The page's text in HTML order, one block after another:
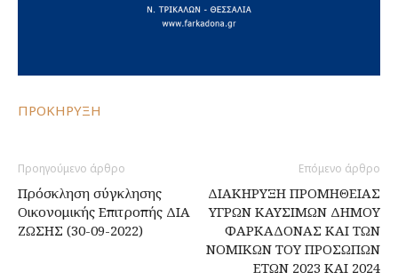
ΠΡΟΚΗΡΥΞΗ
Προηγούμενο άρθρο
Πρόσκληση σύγκλησης
Οικονομικής Επιτροπής ΔΙΑ
ΖΩΣΗΣ (30-09-2022)
Επόμενο άρθρο
ΔΙΑΚΗΡΥΞΗ ΠΡΟΜΗΘΕΙΑΣ
ΥΓΡΩΝ ΚΑΥΣΙΜΩΝ ΔΗΜΟΥ
ΦΑΡΚΑΔΟΝΑΣ ΚΑΙ ΤΩΝ
ΝΟΜΙΚΩΝ ΤΟΥ ΠΡΟΣΩΠΩΝ
ΕΤΩΝ 2023 ΚΑΙ 2024